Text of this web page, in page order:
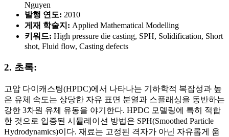
Nguyen
발행 연도: 2010
게재 학술지: Applied Mathematical Modelling
키워드: High pressure die casting, SPH, Solidification, Short
shot, Fluid flow, Casting defects
2. 초록:
고압 다이캐스팅(HPDC)에서 나타나는 기하학적 복잡성과 높
은 유체 속도는 상당한 자유 표면 분열과 스플래싱을 동반하는
강한 3차원 유체 유동을 야기한다. HPDC 모델링에 특히 적합
한 것으로 입증된 시뮬레이션 방법은 SPH(Smoothed Particle
Hydrodynamics)이다. 재료는 고정된 격자가 아닌 자유롭게 움